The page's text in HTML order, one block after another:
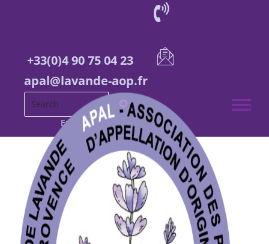
+33(0)4 90 75 04 23
apal@lavande-aop.fr
English French
Toggle